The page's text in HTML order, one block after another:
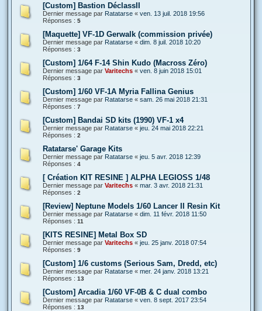
[Custom] Bastion DéclassII
Dernier message par Ratatarse « ven. 13 juil. 2018 19:56
Réponses : 5
[Maquette] VF-1D Gerwalk (commission privée)
Dernier message par Ratatarse « dim. 8 juil. 2018 10:20
Réponses : 3
[Custom] 1/64 F-14 Shin Kudo (Macross Zéro)
Dernier message par Varitechs « ven. 8 juin 2018 15:01
Réponses : 3
[Custom] 1/60 VF-1A Myria Fallina Genius
Dernier message par Ratatarse « sam. 26 mai 2018 21:31
Réponses : 7
[Custom] Bandai SD kits (1990) VF-1 x4
Dernier message par Ratatarse « jeu. 24 mai 2018 22:21
Réponses : 2
Ratatarse' Garage Kits
Dernier message par Ratatarse « jeu. 5 avr. 2018 12:39
Réponses : 4
[ Création KIT RESINE ] ALPHA LEGIOSS 1/48
Dernier message par Varitechs « mar. 3 avr. 2018 21:31
Réponses : 2
[Review] Neptune Models 1/60 Lancer II Resin Kit
Dernier message par Ratatarse « dim. 11 févr. 2018 11:50
Réponses : 11
[KITS RESINE] Metal Box SD
Dernier message par Varitechs « jeu. 25 janv. 2018 07:54
Réponses : 9
[Custom] 1/6 customs (Serious Sam, Dredd, etc)
Dernier message par Ratatarse « mer. 24 janv. 2018 13:21
Réponses : 13
[Custom] Arcadia 1/60 VF-0B & C dual combo
Dernier message par Ratatarse « ven. 8 sept. 2017 23:54
Réponses : 13